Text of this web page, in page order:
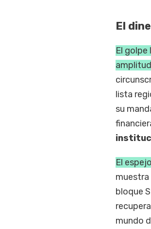
El
El golpe
lista
su
El
muestra
bloque
mundo